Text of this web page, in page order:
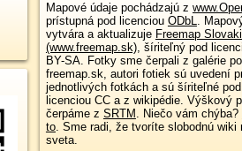
Mapové údaje pochádzajú z
prístupná pod licenciou ODbL.
vytvára a aktualizuje Freemap
(www.freemap.sk), šíriteľný pod
BY-SA. Fotky sme čerpali z galérie
freemap.sk, autori fotiek sú uvedení
jednotlivých fotkách a sú šíriteľné pod
licenciou CC a z wikipédie. Výškový
čerpáme z SRTM . Niečo vám chýba?
to. Sme radi, že tvoríte slobodnú wiki
sveta.